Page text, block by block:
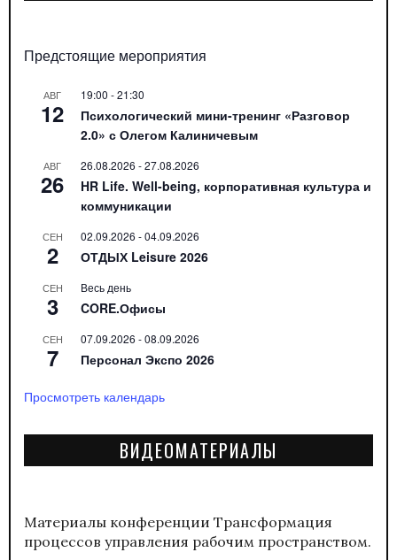
Предстоящие мероприятия
АВГ
12
19:00 -21:30
Психологический мини-тренинг «Разговор
2.0» с Олегом Калиничевым
АВГ
26
26.08.2026 -27.08.2026
HR Life. Well-being, корпоративная культура и
коммуникации
СЕН
2
02.09.2026 -04.09.2026
ОТДЫХ Leisure 2026
СЕН
3
Весь день
CORE.Офисы
СЕН
7
07.09.2026 -08.09.2026
Персонал Экспо 2026
Просмотреть календарь
ВИДЕОМАТЕРИАЛЫ
Материалы конференции Трансформация
процессов управления рабочим пространством.